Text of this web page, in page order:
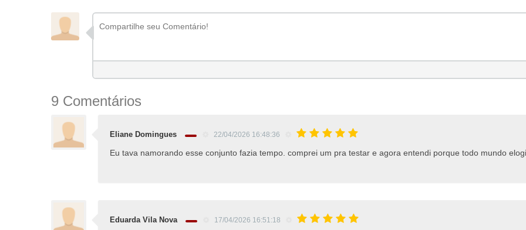
9 Comentários
Eliane Domingues 22/04/2026 16:48:36
Eu tava namorando esse conjunto fazia tempo. comprei um pra testar e agora entendi porque todo mundo
Eduarda Vila Nova 17/04/2026 16:51:18